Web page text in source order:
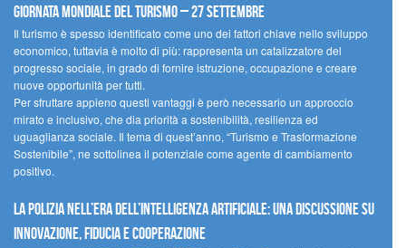
Giornata mondiale del turismo – 27 settembre
Il turismo è spesso identificato come uno dei fattori chiave nello sviluppo
economico, tuttavia è molto di più: rappresenta un catalizzatore del
progresso sociale, in grado di fornire istruzione, occupazione e creare
nuove opportunità per tutti.
Per sfruttare appieno questi vantaggi è però necessario un approccio
mirato e inclusivo, che dia priorità a sostenibilità, resilienza ed
uguaglianza sociale. Il tema di quest’anno, “Turismo e Trasformazione
Sostenibile”, ne sottolinea il potenziale come agente di cambiamento
positivo.
La polizia nell’era dell’Intelligenza Artificiale: una discussione su
innovazione, fiducia e cooperazione